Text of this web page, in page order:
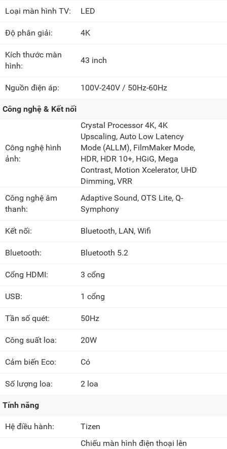
Loại màn hình TV: LED
Độ phân giải: 4K
Kích thước màn
hình:
43 inch
Nguồn điện áp: 100V-240V / 50Hz-60Hz
Công nghệ & Kết nối
Công nghệ hình
ảnh:
Crystal Processor 4K, 4K
Upscaling, Auto Low Latency
Mode (ALLM), FilmMaker Mode,
HDR, HDR 10+, HGiG, Mega
Contrast, Motion Xcelerator, UHD
Dimming, VRR
Công nghệ âm
thanh:
Adaptive Sound, OTS Lite, Q-
Symphony
Kết nối: Bluetooth, LAN, Wifi
Bluetooth: Bluetooth 5.2
Cổng HDMI: 3 cổng
USB: 1 cổng
Tần số quét: 50Hz
Công suất loa: 20W
Cảm biến Eco: Có
Số lượng loa: 2 loa
Tính năng
Hệ điều hành: Tizen
Chiếu màn hình điện thoại lên